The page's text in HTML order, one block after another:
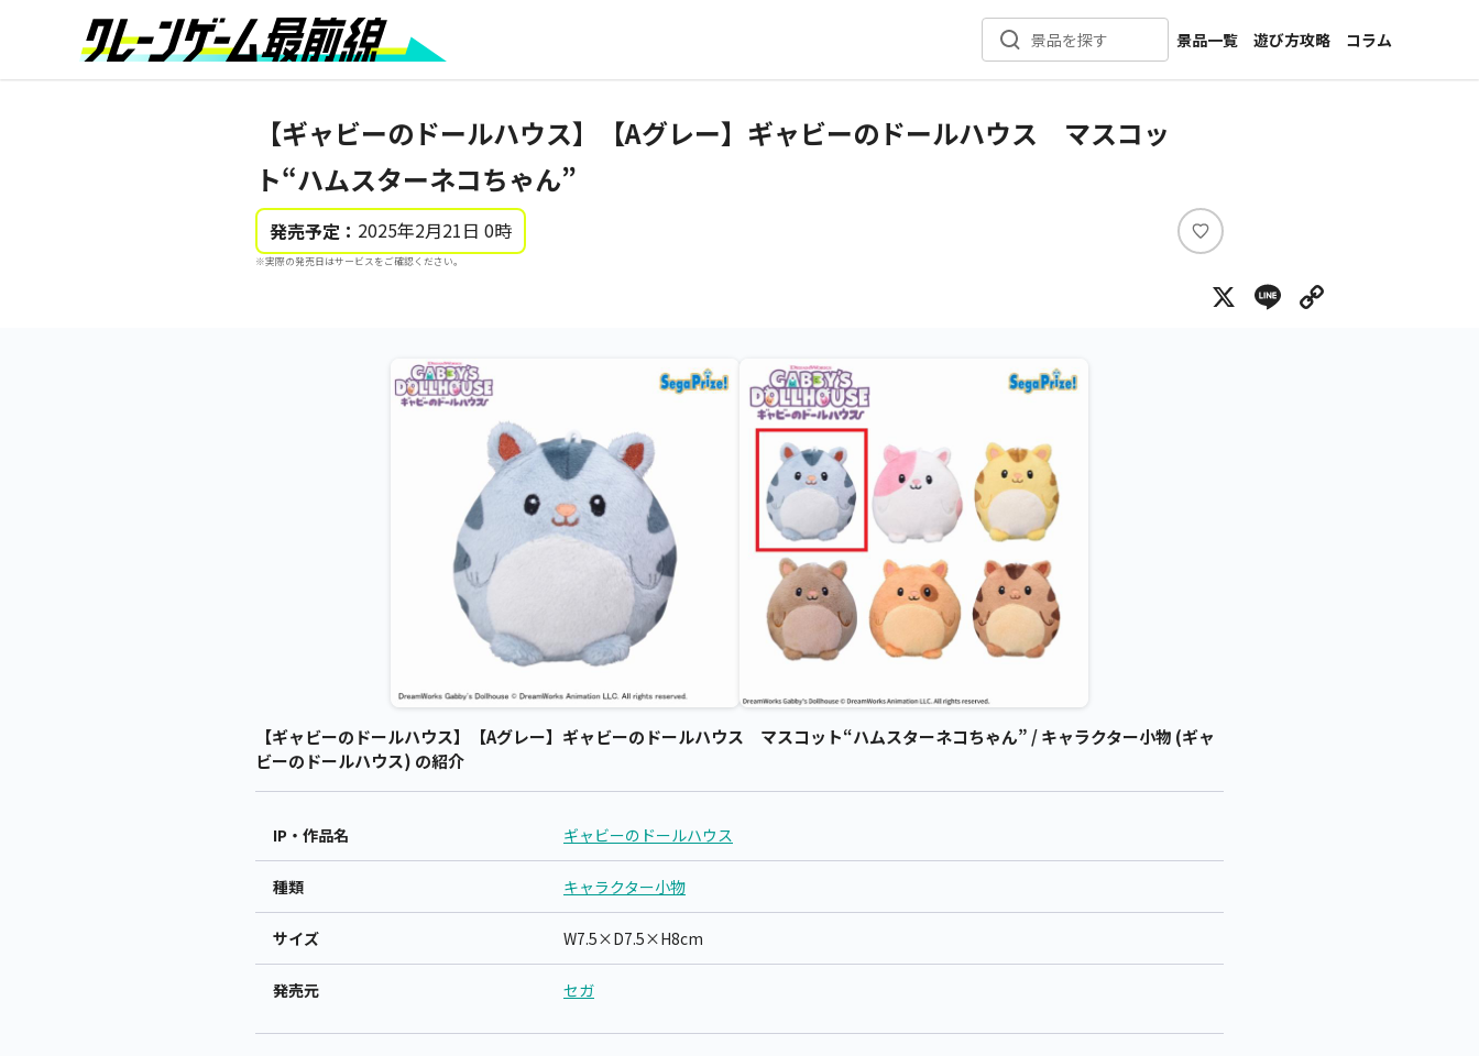
景品を探す
景品一覧
新着景品
遊び方攻略
コラム
インタビュー
【ギャビーのドールハウス】【Aグレー】ギャビーのドールハウス マスコッ
ト“ハムスターネコちゃん”
発売予定： 2025年2月21日 0時
※実際の発売日はサービスをご確認ください。
い
ね
X Line
【ギャビーのドールハウス】【Aグレー】ギャビーのドールハウス マスコット“ハムスターネコちゃん” / キャラクター小物 (ギャ
ビーのドールハウス) の紹介
IP・作品名 ギャビーのドールハウス
種類 キャラクター小物
サイズ W7.5×D7.5×H8cm
発売元 セガ